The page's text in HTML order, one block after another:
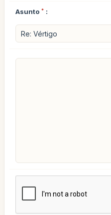
Asunto * :